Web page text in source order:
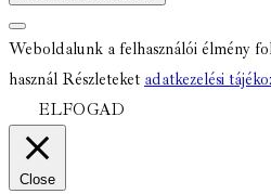
Weboldalunk a felhasználói élmény
használ Részleteket adatkezelési
ELFOGAD
Close